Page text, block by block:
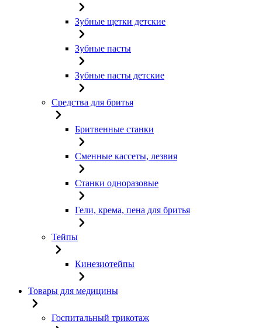
Зубные щетки детские
Зубные пасты
Зубные пасты детские
Средства для бритья
Бритвенные станки
Сменные кассеты, лезвия
Станки одноразовые
Гели, крема, пена для бритья
Тейпы
Кинезиотейпы
Товары для медицины
Госпитальный трикотаж